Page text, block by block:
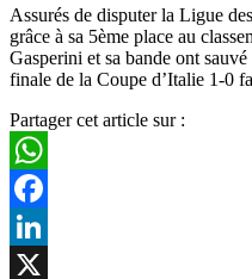
Assurés de disputer la Ligue
grâce à sa 5ème place au
Gasperini et sa bande ont
finale de la Coupe d’Italie 1-0
Partager cet article sur :
WhatsApp
Facebook
LinkedIn